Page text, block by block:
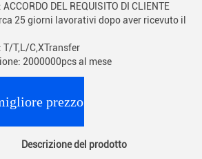
DEL REQUISITO DI CLIENTE
25 giorni lavorativi dopo aver ricevuto il
T,L/C,XTransfer
2000000pcs al mese
prezzo
Descrizione del prodotto